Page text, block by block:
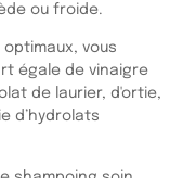
ou froide.
vous
égale de vinaigre
de laurier, d'ortie,
d’hydrolats